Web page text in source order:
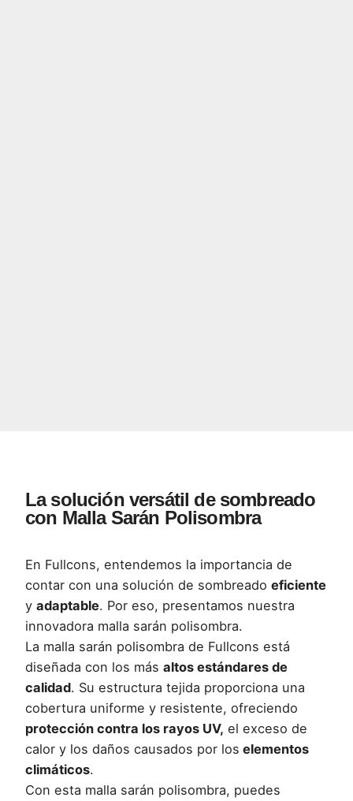
La solución versátil de sombreado
con Malla Sarán Polisombra
En Fullcons, entendemos la importancia de
contar con una solución de sombreado eficiente
y adaptable. Por eso, presentamos nuestra
innovadora malla sarán polisombra.
La malla sarán polisombra de Fullcons está
diseñada con los más altos estándares de
calidad. Su estructura tejida proporciona una
cobertura uniforme y resistente, ofreciendo
protección contra los rayos UV, el exceso de
calor y los daños causados por los elementos
climáticos.
Con esta malla sarán polisombra, puedes